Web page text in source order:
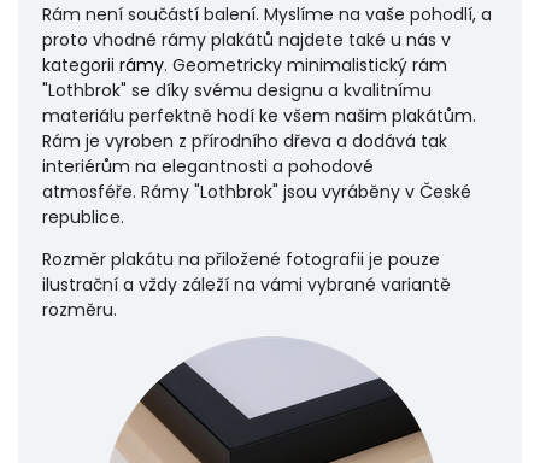
Rám není součástí balení. Myslíme na vaše pohodlí, a
proto vhodné rámy plakátů najdete také u nás v
kategorii rámy. Geometricky minimalistický rám
"Lothbrok" se díky svému designu a kvalitnímu
materiálu perfektně hodí ke všem našim plakátům.
Rám je vyroben z přírodního dřeva a dodává tak
interiérům na elegantnosti a pohodové
atmosféře. Rámy "Lothbrok" jsou vyráběny v České
republice.
Rozměr plakátu na přiložené fotografii je pouze
ilustrační a vždy záleží na vámi vybrané variantě
rozměru.